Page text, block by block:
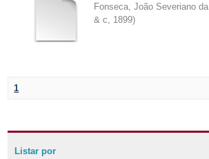
Fonseca, João Severiano da
& c
1899)
1
Listar por